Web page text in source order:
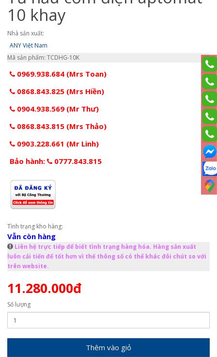
10 khay
Nhà sản xuất:
ANY Việt Nam
Mã sản phẩm: TCDHG-10K
0969.938.684 (Mrs Toan)
0868.843.825 (Mrs Hiền)
0904.938.569 (Mr Thư)
0868.843.815 (Mrs Thảo)
0903.228.661 (Mr Linh)
Bảo hành:
0777.843.815
Tình trạng kho hàng:
Vẫn còn hàng
Liên hệ trực tiếp để biết tình trạng hàng hóa. Hàng sản xuất
luôn cải tiến để tốt hơn vì thế thông số có thể khác đôi chút so với
trên website.
11.280.000đ
Số lượng
Thêm vào giỏ